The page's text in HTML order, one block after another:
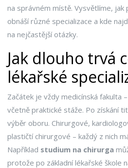
na správném místě. Vysvětlíme, jak
obnáší různé specializace a kde
na nejčastější otázky.
Jak dlouho trvá
lékařské
Začátek je vždy medicínská fakulta
včetně praktické stáže. Po získání
výběr oboru. Chirurgové,
plastičtí chirurgové – každý z nich
Například studium na chirurga
protože po základní lékařské škole